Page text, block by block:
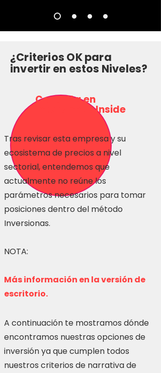
¿Criterios OK para
invertir en estos Niveles?
Consulta en
Inversionas Inside
Tras revisar esta empresa y su
ecosistema de precios a nivel
sectorial, entendemos que
actualmente no reúne los
parámetros necesarios para tomar
posiciones dentro del método
Inversionas.
NOTA:
Más información en la versión de
escritorio.
A continuación te mostramos dónde
encontramos nuestras opciones de
inversión ya que cumplen todos
nuestros criterios de narrativa de